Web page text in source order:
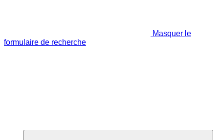
Masquer le
formulaire de recherche